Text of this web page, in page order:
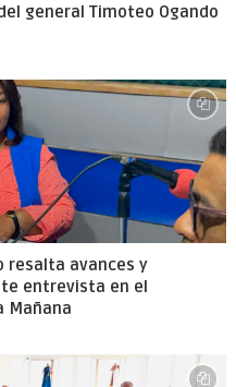
general Timoteo Ogando
resalta avances y
entrevista en el
Mañana